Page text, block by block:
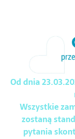
Od dnia
Wszystkie
zostaną
pytania